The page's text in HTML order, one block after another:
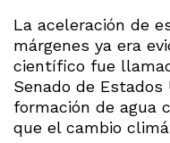
La aceleración de
márgenes ya era
científico fue
Senado de
formación de agua
que el cambio